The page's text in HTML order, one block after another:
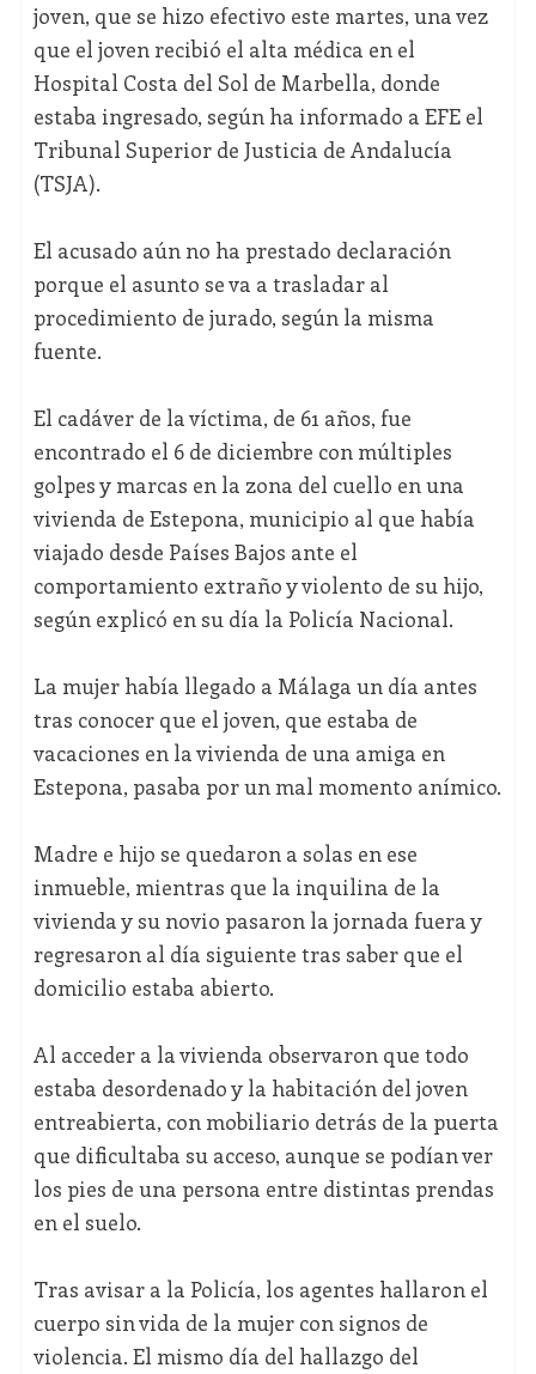
joven, que se hizo efectivo este martes, una vez
que el joven recibió el alta médica en el
Hospital Costa del Sol de Marbella, donde
estaba ingresado, según ha informado a EFE el
Tribunal Superior de Justicia de Andalucía
(TSJA).
El acusado aún no ha prestado declaración
porque el asunto se va a trasladar al
procedimiento de jurado, según la misma
fuente.
El cadáver de la víctima, de 61 años, fue
encontrado el 6 de diciembre con múltiples
golpes y marcas en la zona del cuello en una
vivienda de Estepona, municipio al que había
viajado desde Países Bajos ante el
comportamiento extraño y violento de su hijo,
según explicó en su día la Policía Nacional.
La mujer había llegado a Málaga un día antes
tras conocer que el joven, que estaba de
vacaciones en la vivienda de una amiga en
Estepona, pasaba por un mal momento anímico.
Madre e hijo se quedaron a solas en ese
inmueble, mientras que la inquilina de la
vivienda y su novio pasaron la jornada fuera y
regresaron al día siguiente tras saber que el
domicilio estaba abierto.
Al acceder a la vivienda observaron que todo
estaba desordenado y la habitación del joven
entreabierta, con mobiliario detrás de la puerta
que dificultaba su acceso, aunque se podían ver
los pies de una persona entre distintas prendas
en el suelo.
Tras avisar a la Policía, los agentes hallaron el
cuerpo sin vida de la mujer con signos de
violencia. El mismo día del hallazgo del